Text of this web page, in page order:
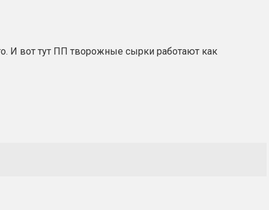
И вот тут ПП творожные сырки работают как